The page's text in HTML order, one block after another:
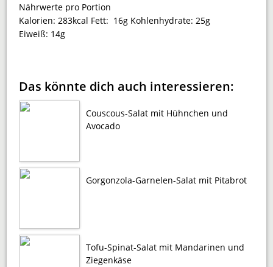
Nährwerte pro Portion
Kalorien: 283kcal Fett: 16g Kohlenhydrate: 25g
Eiweiß: 14g
Das könnte dich auch interessieren:
Couscous-Salat mit Hühnchen und
Avocado
Gorgonzola-Garnelen-Salat mit Pitabrot
Tofu-Spinat-Salat mit Mandarinen und
Ziegenkäse